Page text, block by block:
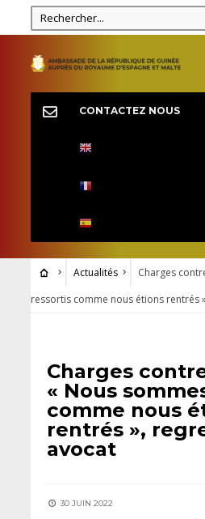
CONTACTEZ NOUS
Actualités
Charges
ressortis comme nous étions rentrés
Charges
« Nous
comme nous
rentrés »,
avocat
30 JUIN 2022